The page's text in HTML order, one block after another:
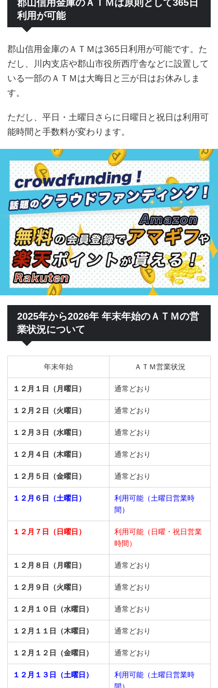
郡山信用金庫のＡＴＭは原則として365日
利用が可能
郡山信用金庫のＡＴＭは365日利用が可能です。た
だし、川内支店や郡山市役所西庁舎などに設置して
いる一部のＡＴＭは大晦日と三が日はお休みしま
す。
ただし、平日・土曜日さらに日曜日と祝日は利用可
能時間と手数料が変わります。
2025年から2026年 年末年始のＡＴＭの営
業状況について
年末年始 ＡＴＭ営業状況
１２月１日（月曜日） 通常どおり
１２月２日（火曜日） 通常どおり
１２月３日（水曜日） 通常どおり
１２月４日（木曜日） 通常どおり
１２月５日（金曜日） 通常どおり
１２月６日（土曜日）
利用可能（土曜日営業時
間）
１２月７日（日曜日）
利用可能（日曜・祝日営業
時間）
１２月８日（月曜日） 通常どおり
１２月９日（火曜日） 通常どおり
１２月１０日（水曜日） 通常どおり
１２月１１日（木曜日） 通常どおり
１２月１２日（金曜日） 通常どおり
１２月１３日（土曜日）
利用可能（土曜日営業時